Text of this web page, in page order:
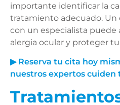
importante identificar la
tratamiento adecuado.
con un especialista puede
alergia ocular y proteger
▶ Reserva tu cita hoy
nuestros expertos cuiden